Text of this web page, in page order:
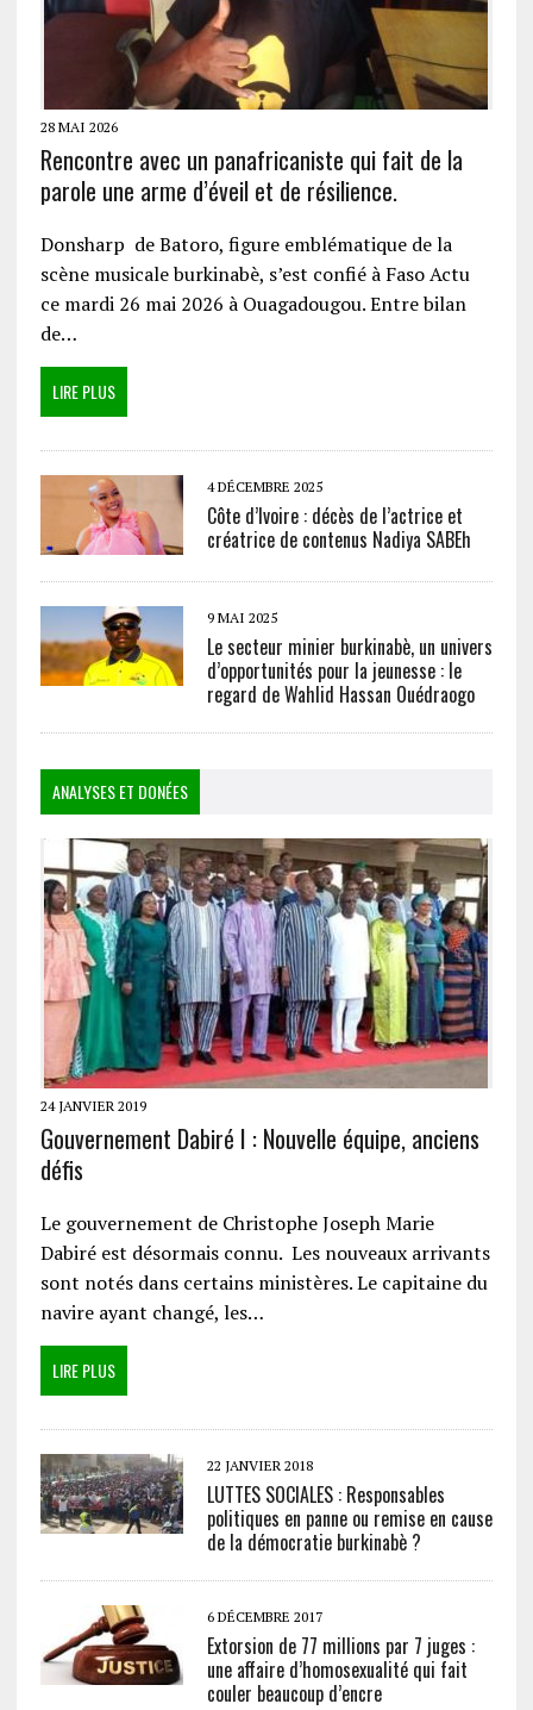
28 MAI 2026
Rencontre avec un panafricaniste qui fait de la
parole une arme d’éveil et de résilience.
Donsharp de Batoro, figure emblématique de la
scène musicale burkinabè, s’est confié à Faso Actu
ce mardi 26 mai 2026 à Ouagadougou. Entre bilan
de…
LIRE PLUS
4 DÉCEMBRE 2025
Côte d’Ivoire : décès de l’actrice et
créatrice de contenus Nadiya SABEh
9 MAI 2025
Le secteur minier burkinabè, un univers
d’opportunités pour la jeunesse : le
regard de Wahlid Hassan Ouédraogo
ANALYSES ET DONÉES
24 JANVIER 2019
Gouvernement Dabiré I : Nouvelle équipe, anciens
défis
Le gouvernement de Christophe Joseph Marie
Dabiré est désormais connu. Les nouveaux arrivants
sont notés dans certains ministères. Le capitaine du
navire ayant changé, les…
LIRE PLUS
22 JANVIER 2018
LUTTES SOCIALES : Responsables
politiques en panne ou remise en cause
de la démocratie burkinabè ?
6 DÉCEMBRE 2017
Extorsion de 77 millions par 7 juges :
une affaire d’homosexualité qui fait
couler beaucoup d’encre